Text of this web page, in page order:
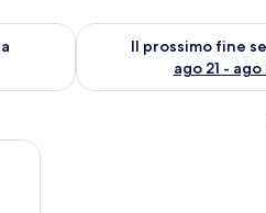
fine settimana, ago 14 - ago
Il prossimo fine
ago 21 - ago
Verifica la disponibilità
piccolo tavolo con uno specchio.
un letto grande, un armadio e vista